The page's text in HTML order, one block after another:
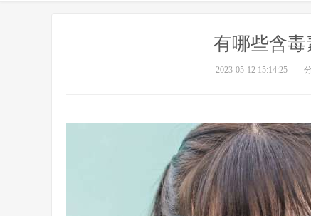
有哪些含毒
2023-05-12 15:14:25